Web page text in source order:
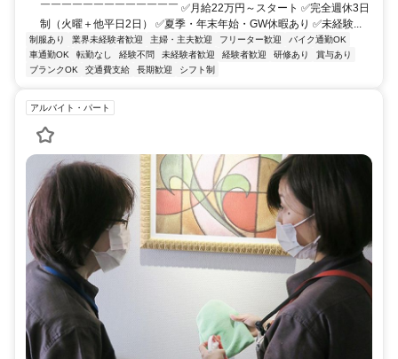
￣￣￣￣￣￣￣￣￣￣￣￣￣ ✅月給22万円～スタート ✅完全週休3日
制（火曜＋他平日2日） ✅夏季・年末年始・GW休暇あり ✅未経験...
制服あり 業界未経験者歓迎 主婦・主夫歓迎 フリーター歓迎
バイク通勤OK
車通勤OK
転勤なし 経験不問 未経験者歓迎 経験者歓迎 研修あり
賞与あり
ブランクOK
交通費支給 長期歓迎 シフト制
アルバイト・パート